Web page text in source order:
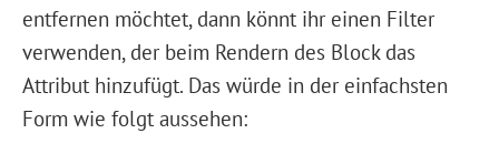
entfernen möchtet, dann könnt ihr einen Filter
verwenden, der beim Rendern des Block das
Attribut hinzufügt. Das würde in der einfachsten
Form wie folgt aussehen: